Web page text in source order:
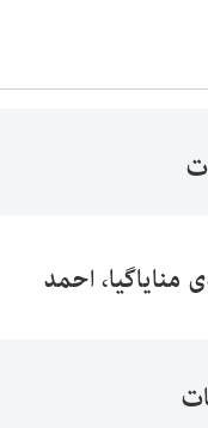
70واں یوم آزادی منایاگیا، احمد